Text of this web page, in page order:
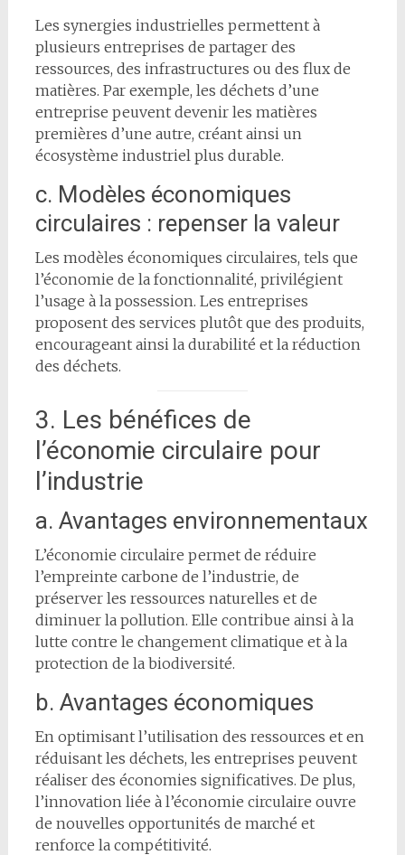
Les synergies industrielles permettent à
plusieurs entreprises de partager des
ressources, des infrastructures ou des flux de
matières. Par exemple, les déchets d’une
entreprise peuvent devenir les matières
premières d’une autre, créant ainsi un
écosystème industriel plus durable.
c. Modèles économiques
circulaires : repenser la valeur
Les modèles économiques circulaires, tels que
l’économie de la fonctionnalité, privilégient
l’usage à la possession. Les entreprises
proposent des services plutôt que des produits,
encourageant ainsi la durabilité et la réduction
des déchets.
3. Les bénéfices de
l’économie circulaire pour
l’industrie
a. Avantages environnementaux
L’économie circulaire permet de réduire
l’empreinte carbone de l’industrie, de
préserver les ressources naturelles et de
diminuer la pollution. Elle contribue ainsi à la
lutte contre le changement climatique et à la
protection de la biodiversité.
b. Avantages économiques
En optimisant l’utilisation des ressources et en
réduisant les déchets, les entreprises peuvent
réaliser des économies significatives. De plus,
l’innovation liée à l’économie circulaire ouvre
de nouvelles opportunités de marché et
renforce la compétitivité.